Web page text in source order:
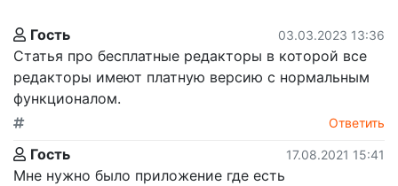
Гость 03.03.2023 13:36
Статья про бесплатные редакторы в которой все
редакторы имеют платную версию с нормальным
функционалом.
Ответить
Гость 17.08.2021 15:41
Мне нужно было приложение где есть